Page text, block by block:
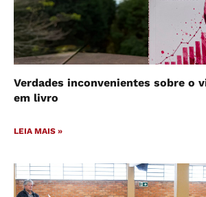
Verdades inconvenientes sobre o
em livro
LEIA MAIS »